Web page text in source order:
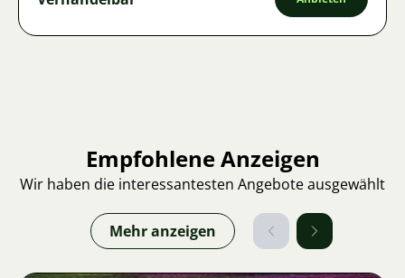
Empfohlene Anzeigen
Wir haben die interessantesten Angebote ausgewählt
Mehr anzeigen